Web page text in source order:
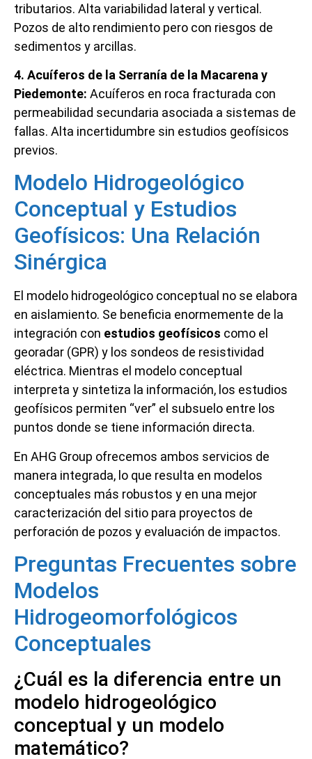
tributarios. Alta variabilidad lateral y vertical.
Pozos de alto rendimiento pero con riesgos de
sedimentos y arcillas.
4. Acuíferos de la Serranía de la Macarena y
Piedemonte: Acuíferos en roca fracturada con
permeabilidad secundaria asociada a sistemas de
fallas. Alta incertidumbre sin estudios geofísicos
previos.
Modelo Hidrogeológico
Conceptual y Estudios
Geofísicos: Una Relación
Sinérgica
El modelo hidrogeológico conceptual no se elabora
en aislamiento. Se beneficia enormemente de la
integración con estudios geofísicos como el
georadar (GPR) y los sondeos de resistividad
eléctrica. Mientras el modelo conceptual
interpreta y sintetiza la información, los estudios
geofísicos permiten “ver” el subsuelo entre los
puntos donde se tiene información directa.
En AHG Group ofrecemos ambos servicios de
manera integrada, lo que resulta en modelos
conceptuales más robustos y en una mejor
caracterización del sitio para proyectos de
perforación de pozos y evaluación de impactos.
Preguntas Frecuentes sobre
Modelos
Hidrogeomorfológicos
Conceptuales
¿Cuál es la diferencia entre un
modelo hidrogeológico
conceptual y un modelo
matemático?